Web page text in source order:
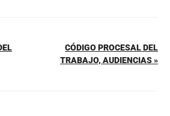
CÓDIGO PROCESAL DEL
TRABAJO, AUDIENCIAS »